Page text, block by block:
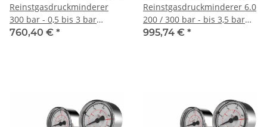
Reinstgasdruckminderer
300 bar - 0,5 bis 3 bar
regelbar - 1-stufig - IN / OUT
760,40 € *
Reinstgasdruckminderer 6.0
200 / 300 bar - bis 3,5 bar
regelbar - 1-stufig - PTFE -
995,74 € *